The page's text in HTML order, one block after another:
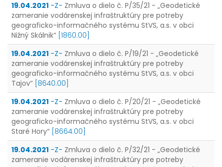
19.04.2021 -Z- Zmluva o dielo č. P/35/21 - „Geodetické
zameranie vodárenskej infraštruktúry pre potreby
geograficko-informačného systému StVS, a.s. v obci
Nižný Skálnik“ [1860.00]
19.04.2021 -Z- Zmluva o dielo č. P/19/21 - „Geodetické
zameranie vodárenskej infraštruktúry pre potreby
geograficko-informačného systému StVS, a.s. v obci
Tajov“ [8640.00]
19.04.2021 -Z- Zmluva o dielo č. P/20/21 - „Geodetické
zameranie vodárenskej infraštruktúry pre potreby
geograficko-informačného systému StVS, a.s. v obci
Staré Hory“ [8664.00]
19.04.2021 -Z- Zmluva o dielo č. P/32/21 - „Geodetické
zameranie vodárenskej infraštruktúry pre potreby